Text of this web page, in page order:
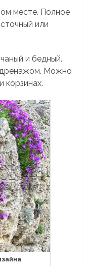
месте. Полное
или
и бедный.
дренажом. Можно
корзинах.